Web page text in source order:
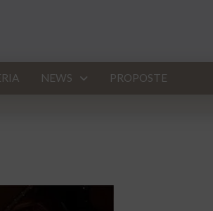
NEWS PROPOSTE